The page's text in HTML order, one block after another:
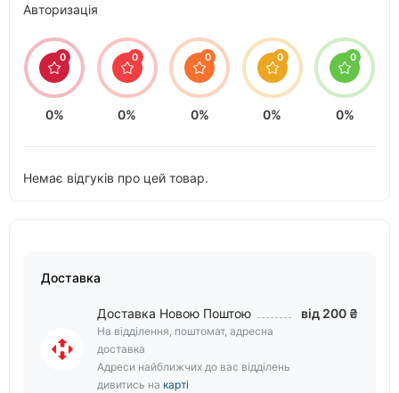
Авторизація
0
0%
0
0%
0
0%
0
0%
0
0%
Немає відгуків про цей товар.
Доставка
Доставка Новою Поштою
На відділення, поштомат, адресна
доставка
Адреси найближчих до вас відділень
дивитись на карті
від 200 ₴